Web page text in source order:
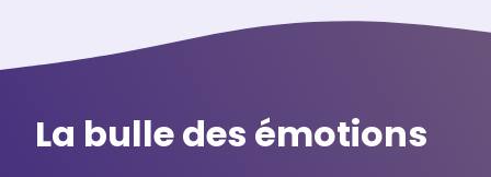
La bulle des émotions